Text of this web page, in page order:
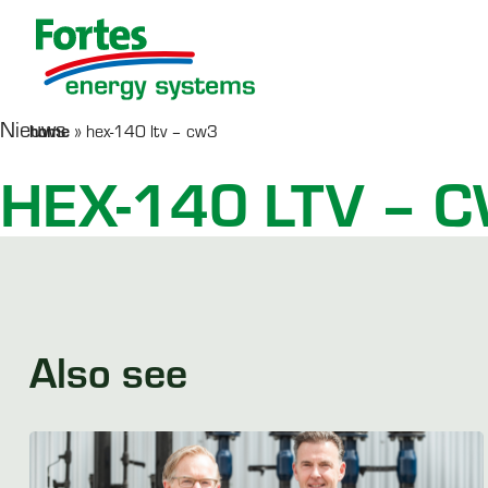
Afleverset
home » hex-140 ltv – cw3
Nieuws
HEX-140 LTV –
Also see